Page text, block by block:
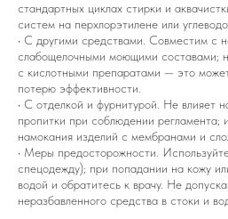
стандартных циклах стирки и
систем на перхлорэтилене или
• С другими средствами. Совместим с
слабощелочными моющими составами;
с кислотными препаратами — это
потерю эффективности.
• С отделкой и фурнитурой. Не влияет
пропитки при соблюдении регламента;
намокания изделий с мембранами и
• Меры предосторожности.
спецодежду); при попадании на кожу
водой и обратитесь к врачу. Не
неразбавленного средства в стоки и